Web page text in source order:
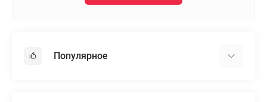
Популярное